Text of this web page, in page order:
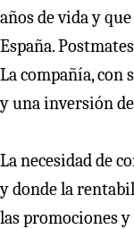
años de vida y
España.
La compañía, con
y una inversión
La necesidad de
y donde la
las promociones